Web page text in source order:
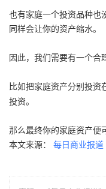
也有家庭一个投资品种也
同样会让你的资产缩水。
因此，我们需要有一个合
比如把家庭资产分别投资
投资。
那么最终你的家庭资产便
本文来源：
每日商业报道